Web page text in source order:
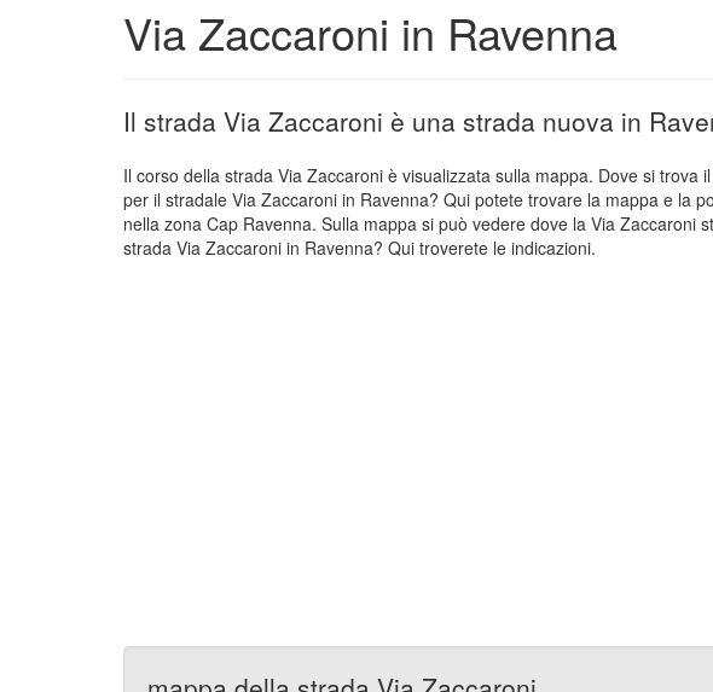
Via Zaccaroni in Ravenna
Il strada Via Zaccaroni è una strada nuova in
Il corso della strada Via Zaccaroni è visualizzata sulla mappa. Dove si
per il stradale Via Zaccaroni in Ravenna? Qui potete trovare la mappa e la
nella zona Cap Ravenna. Sulla mappa si può vedere dove la Via
strada Via Zaccaroni in Ravenna? Qui troverete le indicazioni.